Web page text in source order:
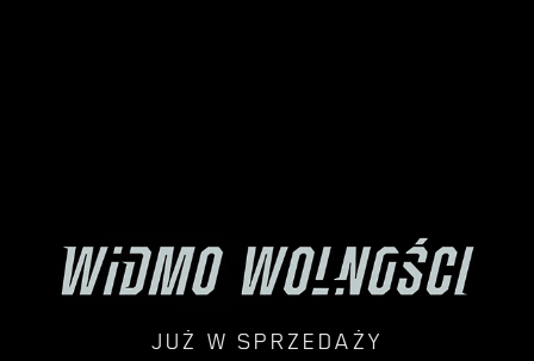
JUŻ W SPRZEDAŻY